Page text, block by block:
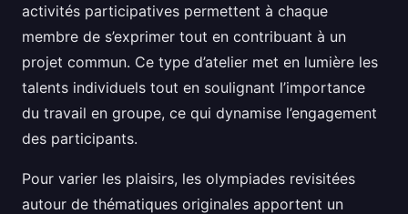
activités participatives permettent à chaque
membre de s’exprimer tout en contribuant à un
projet commun. Ce type d’atelier met en lumière les
talents individuels tout en soulignant l’importance
du travail en groupe, ce qui dynamise l’engagement
des participants.
Pour varier les plaisirs, les olympiades revisitées
autour de thématiques originales apportent un